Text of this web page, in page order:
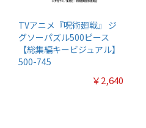
TVアニメ『呪術廻戦』 ジ
グソーパズル500ピース
【総集編キービジュアル】
500-745
￥2,640